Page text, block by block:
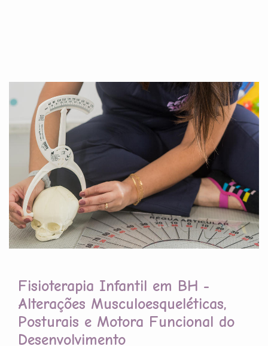
Fisioterapia Infantil em BH -
Alterações Musculoesqueléticas,
Posturais e Motora Funcional do
Desenvolvimento